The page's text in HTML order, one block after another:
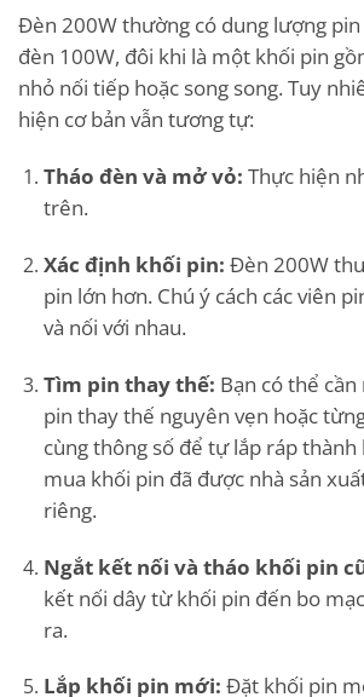
Đèn 200W thường có dung lượng
đèn 100W, đôi khi là một khối pin
nhỏ nối tiếp hoặc song song. Tuy
hiện cơ bản vẫn tương tự:
Tháo đèn và mở vỏ: Thực hiện
trên.
Xác định khối pin: Đèn 200W
pin lớn hơn. Chú ý cách các viên
và nối với nhau.
Tìm pin thay thế: Bạn có thể
pin thay thế nguyên vẹn hoặc
cùng thông số để tự lắp ráp thành
mua khối pin đã được nhà sản
riêng.
Ngắt kết nối và tháo khối pin
kết nối dây từ khối pin đến bo
ra.
Lắp khối pin mới: Đặt khối pin